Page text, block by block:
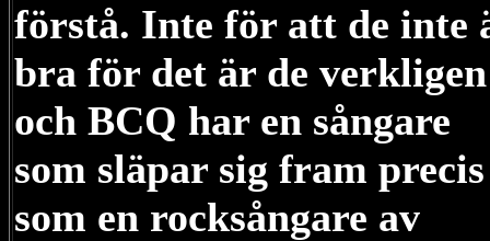
förstå. Inte för att de inte
bra för det är de verkligen
och BCQ har en sångare
som släpar sig fram precis
som en rocksångare av